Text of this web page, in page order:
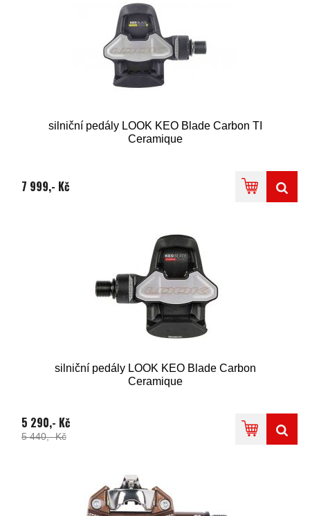
silniční pedály LOOK KEO Blade Carbon TI
Ceramique
7 999,- Kč
silniční pedály LOOK KEO Blade Carbon
Ceramique
5 290,- Kč
5 440,- Kč